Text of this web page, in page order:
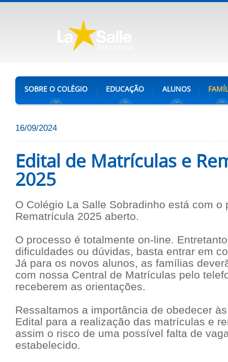
SOBRE O COLÉGIO EDUCAÇÃO ALUNOS
16/09/2024
Edital de Matrículas e
2025
O Colégio La Salle Sobradinho está com o
Rematrícula 2025 aberto.
O processo é totalmente on-line.
dificuldades ou dúvidas, basta entrar em
Já para os novos alunos, as famílias
com nossa Central de Matrículas pelo
receberem as orientações.
Ressaltamos a importância de obedecer
Edital para a realização das matrículas e
assim o risco de uma possível falta de
estabelecido.